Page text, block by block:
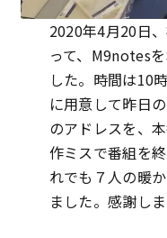
2020年4月20日
って、M9notes
した。時間は10
に用意して昨日
のアドレスを、
作ミスで番組を
れでも７人の暖
ました。感謝しま